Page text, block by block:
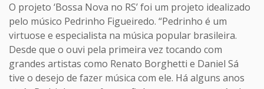
O projeto ‘Bossa Nova no RS’ foi um projeto idealizado
pelo músico Pedrinho Figueiredo. “Pedrinho é um
virtuose e especialista na música popular brasileira.
Desde que o ouvi pela primeira vez tocando com
grandes artistas como Renato Borghetti e Daniel Sá
tive o desejo de fazer música com ele. Há alguns anos